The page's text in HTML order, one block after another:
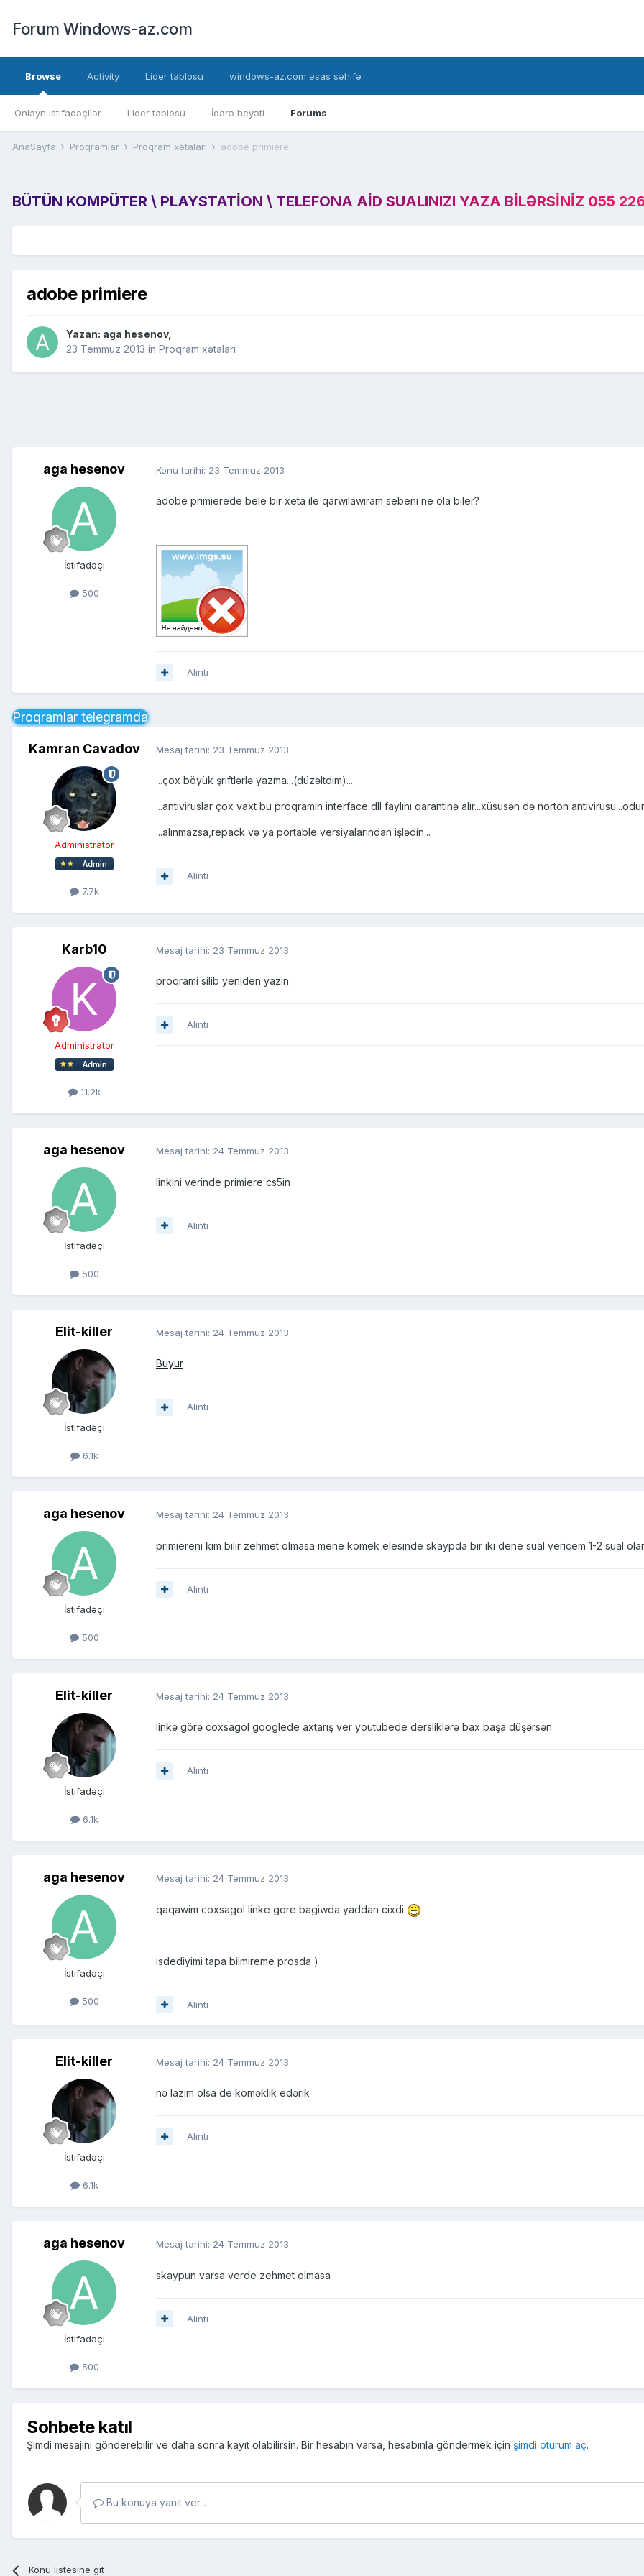
Forum Windows-az.com
Browse
Onlayn istifadəçilər Lider tablosu İdarə heyəti Forums
Activity Lider tablosu windows-az.com əsas səhifə
AnaSayfa Proqramlar Proqram xətaları adobe primiere
BÜTÜN KOMPÜTER \ PLAYSTATION \ TELEFONA AID SUALINIZI YAZA BILƏRSINIZ 055
adobe primiere
Yazan: aga hesenov,
23 Temmuz 2013 in Proqram xətaları
aga hesenov
İstifadəçi
500
Konu tarihi: 23 Temmuz 2013
adobe primierede bele bir xeta ile qarwilawiram sebeni ne ola biler?
Alıntı
Proqramlar telegramda
Kamran Cavadov
Administrator
7.7k
Mesaj tarihi: 23 Temmuz 2013
...çox böyük şriftlərlə yazma...(düzəltdim)...
...antiviruslar çox vaxt bu proqramın interface dll faylını qarantinə alır...xüsusən də norton
...alınmazsa,repack və ya portable versiyalarından işlədin...
Alıntı
Karb10
Administrator
11.2k
Mesaj tarihi: 23 Temmuz 2013
proqrami silib yeniden yazin
Alıntı
aga hesenov
İstifadəçi
500
Mesaj tarihi: 24 Temmuz 2013
linkini verinde primiere cs5in
Alıntı
Elit-killer
İstifadəçi
6.1k
Mesaj tarihi: 24 Temmuz 2013
Buyur
Alıntı
aga hesenov
İstifadəçi
500
Mesaj tarihi: 24 Temmuz 2013
primiereni kim bilir zehmet olmasa mene komek elesinde skaypda bir iki dene sual vericem 1-2 sual
Alıntı
Elit-killer
İstifadəçi
6.1k
Mesaj tarihi: 24 Temmuz 2013
linkə görə coxsagol googlede axtarış ver youtubede dersliklərə bax başa düşərsən
Alıntı
aga hesenov
İstifadəçi
500
Mesaj tarihi: 24 Temmuz 2013
qaqawim coxsagol linke gore bagiwda yaddan cixdi
isdediyimi tapa bilmireme prosda )
Alıntı
Elit-killer
İstifadəçi
6.1k
Mesaj tarihi: 24 Temmuz 2013
nə lazım olsa de köməklik edərik
Alıntı
aga hesenov
İstifadəçi
500
Mesaj tarihi: 24 Temmuz 2013
skaypun varsa verde zehmet olmasa
Alıntı
Sohbete katıl
Şimdi mesajını gönderebilir ve daha sonra kayıt olabilirsin. Bir hesabın varsa, hesabınla göndermek için şimdi oturum aç.
Bu konuya yanıt ver...
Konu listesine git